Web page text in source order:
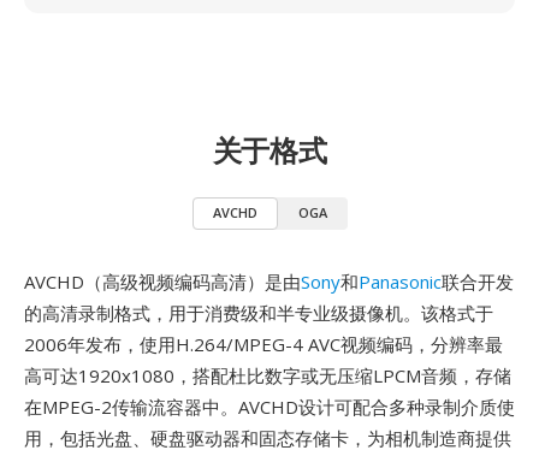
关于格式
AVCHD OGA
AVCHD（高级视频编码高清）是由Sony和Panasonic联合开发
的高清录制格式，用于消费级和半专业级摄像机。该格式于
2006年发布，使用H.264/MPEG-4 AVC视频编码，分辨率最
高可达1920x1080，搭配杜比数字或无压缩LPCM音频，存储
在MPEG-2传输流容器中。AVCHD设计可配合多种录制介质使
用，包括光盘、硬盘驱动器和固态存储卡，为相机制造商提供